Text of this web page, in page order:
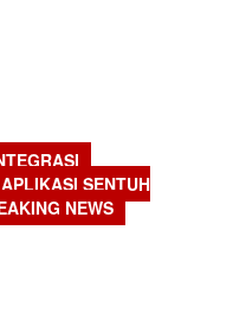
APLIKASI SENTUH
NEWS